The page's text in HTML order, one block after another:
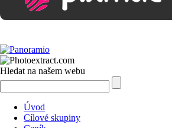
Hledat na našem webu
Úvod
Cílové skupiny